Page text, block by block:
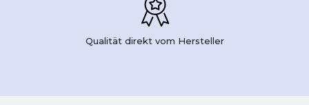
Qualität direkt vom Hersteller